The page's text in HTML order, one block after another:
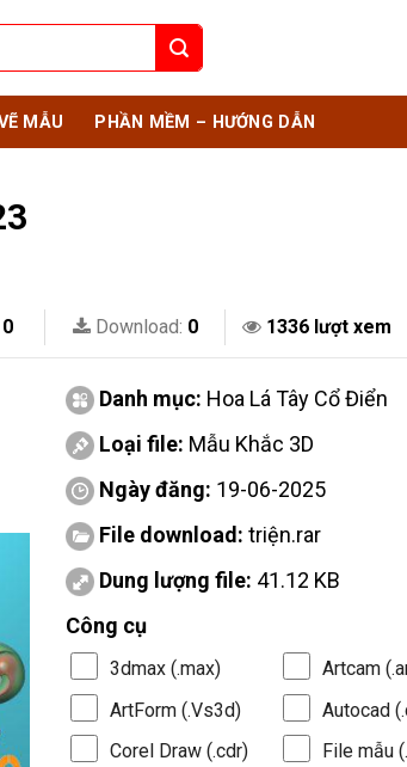
MẪU PHẦN MỀM – HƯỚNG DẪN
0 Download: 0 1336 lượt xem
Danh mục: Hoa Lá Tây Cổ Điển
Loại file: Mẫu Khắc 3D
Ngày đăng: 19-06-2025
File download: triện.rar
Dung lượng file: 41.12 KB
Công cụ
3dmax (.max)
Artcam
ArtForm (.Vs3d)
Autocad
Corel Draw (.cdr)
File mẫu